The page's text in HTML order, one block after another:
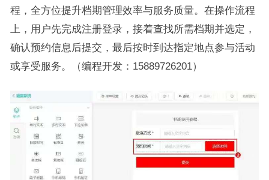
程，全方位提升档期管理效率与服务质量。在操作流程
上，用户先完成注册登录，接着查找所需档期并选定，
确认预约信息后提交，最后按时到达指定地点参与活动
或享受服务。（编程开发：15889726201）